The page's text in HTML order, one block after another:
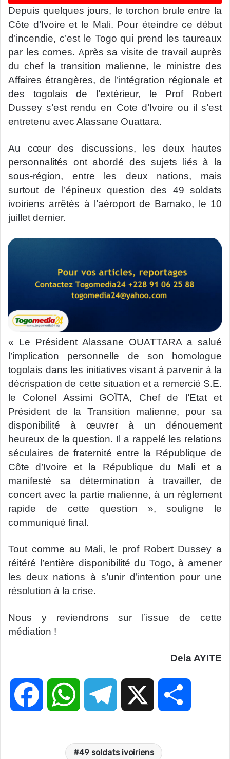
Depuis quelques jours, le torchon brule entre la
Côte d’Ivoire et le Mali. Pour éteindre ce début
d’incendie, c’est le Togo qui prend les taureaux
par les cornes. Après sa visite de travail auprès
du chef la transition malienne, le ministre des
Affaires étrangères, de l’intégration régionale et
des togolais de l’extérieur, le Prof Robert
Dussey s’est rendu en Cote d’Ivoire ou il s’est
entretenu avec Alassane Ouattara.
Au cœur des discussions, les deux hautes
personnalités ont abordé des sujets liés à la
sous-région, entre les deux nations, mais
surtout de l’épineux question des 49 soldats
ivoiriens arrêtés à l’aéroport de Bamako, le 10
juillet dernier.
« Le Président Alassane OUATTARA a salué
l’implication personnelle de son homologue
togolais dans les initiatives visant à parvenir à la
décrispation de cette situation et a remercié S.E.
le Colonel Assimi GOÏTA, Chef de l’Etat et
Président de la Transition malienne, pour sa
disponibilité à œuvrer à un dénouement
heureux de la question. Il a rappelé les relations
séculaires de fraternité entre la République de
Côte d’Ivoire et la République du Mali et a
manifesté sa détermination à travailler, de
concert avec la partie malienne, à un règlement
rapide de cette question », souligne le
communiqué final.
Tout comme au Mali, le prof Robert Dussey a
réitéré l’entière disponibilité du Togo, à amener
les deux nations à s’unir d’intention pour une
résolution à la crise.
Nous y reviendrons sur l’issue de cette
médiation !
Dela AYITE
49 soldats ivoiriens